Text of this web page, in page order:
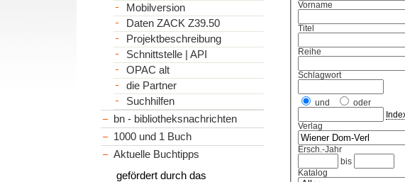
Vorname
Titel
Reihe
Schlagwort
und
oder
Verlag
Ersch.-Jahr
bis
Katalog
Mobilversion
Daten ZACK Z39.50
Projektbeschreibung
Schnittstelle | API
OPAC alt
die Partner
Suchhilfen
bn - bibliotheksnachrichten
1000 und 1 Buch
Aktuelle Buchtipps
gefördert durch das